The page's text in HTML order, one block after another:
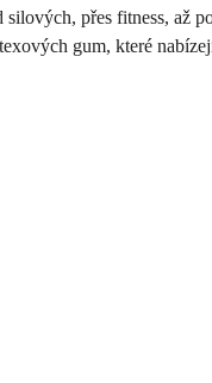
přes fitness, až
gum, které